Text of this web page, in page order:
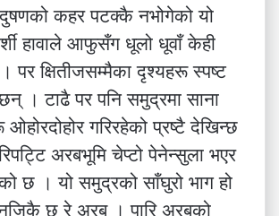
कहर पटक्कै नभोगेको यो
हावाले आफुसँग धूलो धूवाँ केही
पर क्षितीजसम्मैका दृश्यहरू स्पष्ट
। टाढै पर पनि समुद्रमा साना
गरिरहेको प्रष्टै देखिन्छ
अरबभूमि चेप्टो पेनेन्सुला भएर
छ । यो समुद्रको साँघुरो भाग हो
छ रे अरब । पारि अरबको